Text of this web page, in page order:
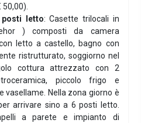
50,00).
letto: Casette trilocali in
) composti da camera
letto a castello, bagno con
ristrutturato, soggiorno nel
cottura attrezzato con 2
piccolo frigo e
vasellame. Nella zona giorno è
arrivare sino a 6 posti letto.
a parete e impianto di